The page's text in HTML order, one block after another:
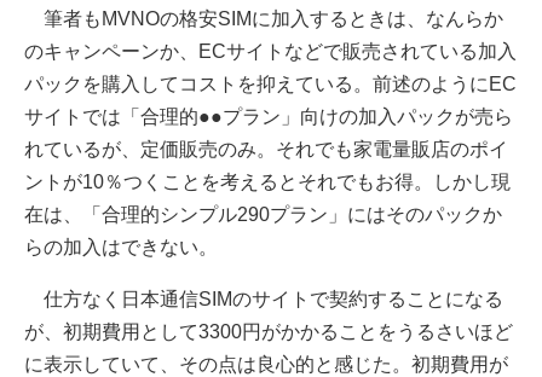
筆者もMVNOの格安SIMに加入するときは、なんらか
のキャンペーンか、ECサイトなどで販売されている加入
パックを購入してコストを抑えている。前述のようにEC
サイトでは「合理的●●プラン」向けの加入パックが売ら
れているが、定価販売のみ。それでも家電量販店のポイ
ントが10％つくことを考えるとそれでもお得。しかし現
在は、「合理的シンプル290プラン」にはそのパックか
らの加入はできない。
仕方なく日本通信SIMのサイトで契約することになる
が、初期費用として3300円がかかることをうるさいほど
に表示していて、その点は良心的と感じた。初期費用が